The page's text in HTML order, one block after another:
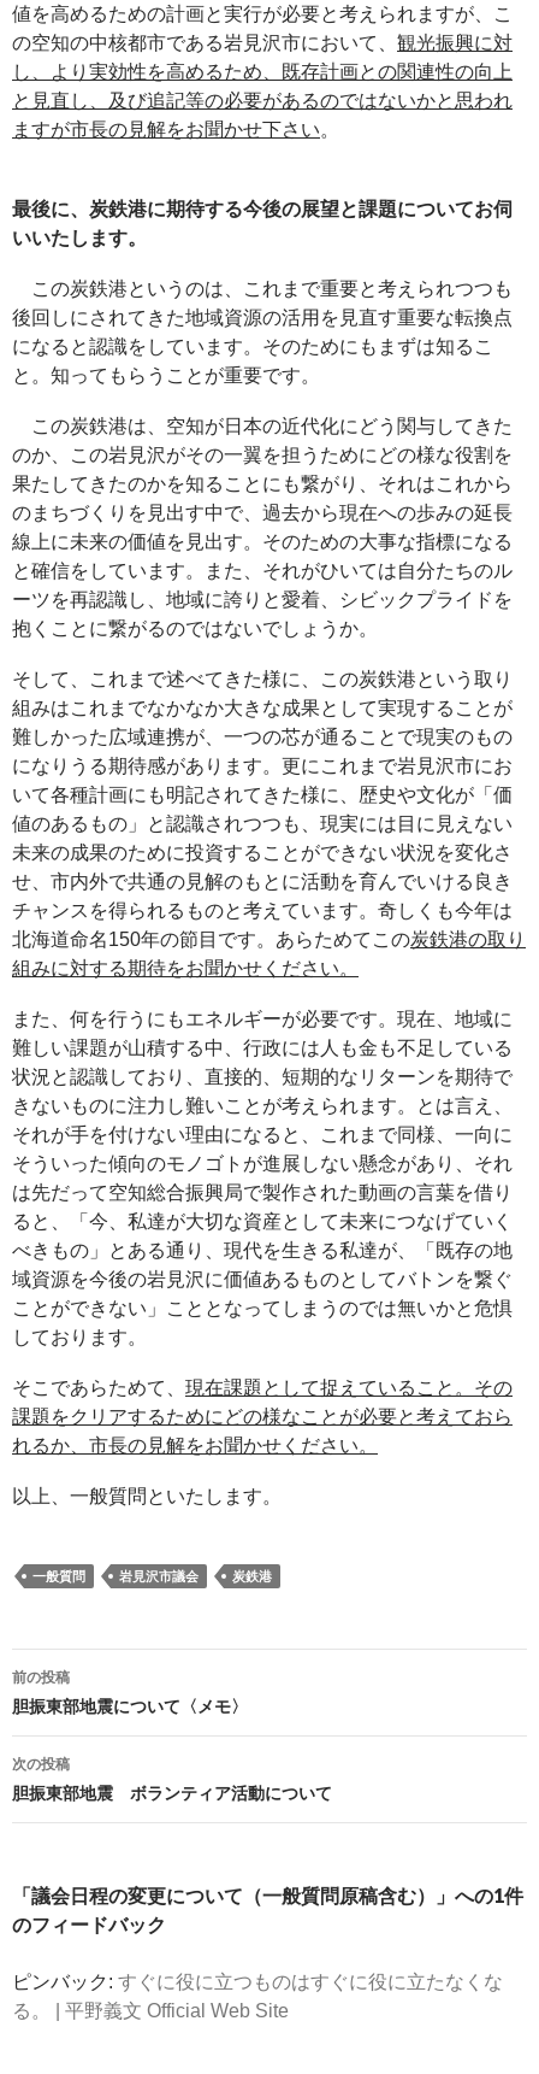
値を高めるための計画と実行が必要と考えられますが、こ
の空知の中核都市である岩見沢市において、 観光振興に対
し、より実効性を高めるため、既存計画との関連性の向上
と見直し、及び追記等の必要があるのではないかと思われ
ますが市長の見解をお聞かせ下さい。
最後に、炭鉄港に期待する今後の展望と課題についてお伺
いいたします。
この炭鉄港というのは、これまで重要と考えられつつも
後回しにされてきた地域資源の活用を見直す重要な転換点
になると認識をしています。そのためにもまずは知るこ
と。知ってもらうことが重要です。
この炭鉄港は、空知が日本の近代化にどう関与してきた
のか、この岩見沢がその一翼を担うためにどの様な役割を
果たしてきたのかを知ることにも繋がり、それはこれから
のまちづくりを見出す中で、過去から現在への歩みの延長
線上に未来の価値を見出す。そのための大事な指標になる
と確信をしています。また、それがひいては自分たちのル
ーツを再認識し、地域に誇りと愛着、シビックプライドを
抱くことに繋がるのではないでしょうか。
そして、これまで述べてきた様に、この炭鉄港という取り
組みはこれまでなかなか大きな成果として実現することが
難しかった広域連携が、一つの芯が通ることで現実のもの
になりうる期待感があります。更にこれまで岩見沢市にお
いて各種計画にも明記されてきた様に、歴史や文化が「価
値のあるもの」と認識されつつも、現実には目に見えない
未来の成果のために投資することができない状況を変化さ
せ、市内外で共通の見解のもとに活動を育んでいける良き
チャンスを得られるものと考えています。奇しくも今年は
北海道命名150年の節目です。あらためてこの炭鉄港の取り
組みに対する期待をお聞かせください。
また、何を行うにもエネルギーが必要です。現在、地域に
難しい課題が山積する中、行政には人も金も不足している
状況と認識しており、直接的、短期的なリターンを期待で
きないものに注力し難いことが考えられます。とは言え、
それが手を付けない理由になると、これまで同様、一向に
そういった傾向のモノゴトが進展しない懸念があり、それ
は先だって空知総合振興局で製作された動画の言葉を借り
ると、「今、私達が大切な資産として未来につなげていく
べきもの」とある通り、現代を生きる私達が、「既存の地
域資源を今後の岩見沢に価値あるものとしてバトンを繋ぐ
ことができない」こととなってしまうのでは無いかと危惧
しております。
そこであらためて、 現在課題として捉えていること。その
課題をクリアするためにどの様なことが必要と考えておら
れるか、市長の見解をお聞かせください。
以上、一般質問といたします。
一般質問 岩見沢市議会 炭鉄港
稿
ビ
ゲ
ー
ョ
ン
前の投稿
胆振東部地震について〈メモ〉
次の投稿
胆振東部地震 ボランティア活動について
「議会日程の変更について（一般質問原稿含む）」への1件
のフィードバック
ピンバック: すぐに役に立つものはすぐに役に立たなくな
る。 | 平野義文 Official Web Site